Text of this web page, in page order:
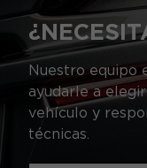
Nuestro equipo
ayudarle a
vehículo y
técnicas.